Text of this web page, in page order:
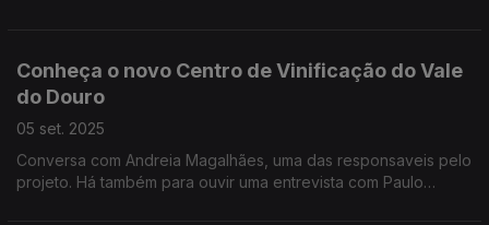
Conheça o novo Centro de Vinificação do Vale
do Douro
05 set. 2025
Conversa com Andreia Magalhães, uma das responsaveis pelo
projeto. Há também para ouvir uma entrevista com Paulo